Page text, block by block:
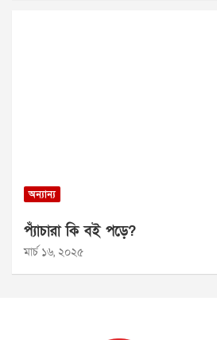
অন্যান্য
প্যাঁচারা কি বই পড়ে?
মার্চ ১৬, ২০২৫